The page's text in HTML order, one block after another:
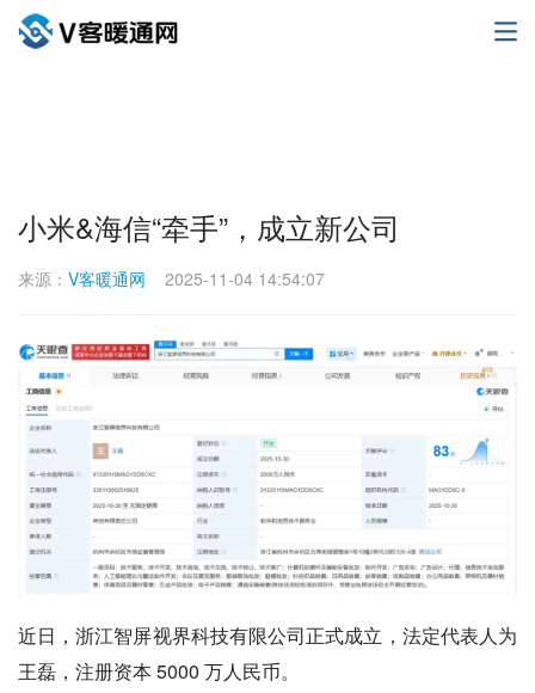
小米&海信“牵手”，成立新公司
来源： V客暖通网 2025-11-04 14:54:07
近日，浙江智屏视界科技有限公司正式成立，法定代表人为
王磊，注册资本 5000 万人民币。